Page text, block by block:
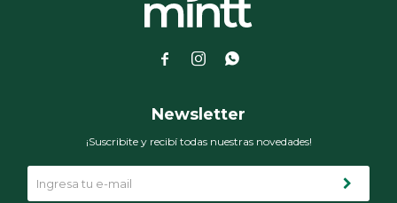
  
Newsletter
¡Suscribite y recibí todas nuestras novedades!